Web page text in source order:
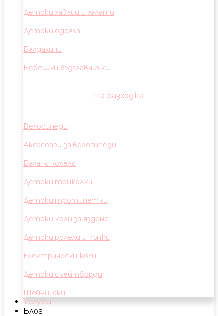
Детски хавлии и халати
Детски одеяла
Балдахини
Бебешки възглавнички
На разходка
Велосипеди
Аксесоари за велосипеди
Баланс колело
Детски триколки
Детски тротинетки
Детски коли за яздене
Детски ролели и кънки
Електрически коли
Детски скейтборди
Шейни, ски
Услуги
Блог